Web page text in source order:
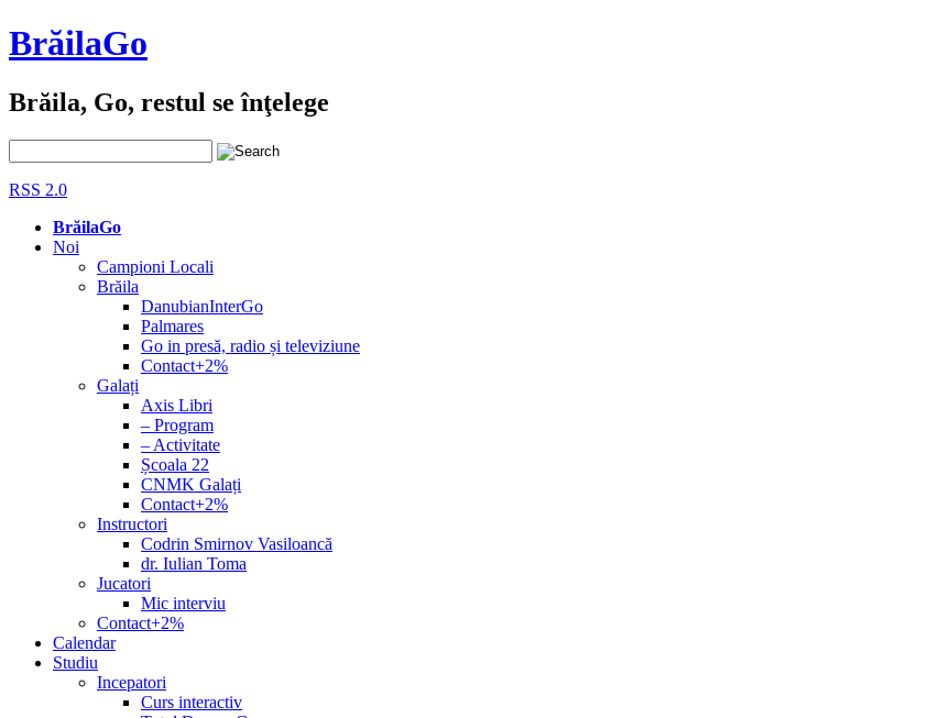
BrăilaGo
Brăila, Go, restul se înţelege
RSS 2.0
BrăilaGo
Noi
Campioni Locali
Brăila
DanubianInterGo
Palmares
Go in presă, radio și televiziune
Contact+2%
Galați
Axis Libri
– Program
– Activitate
Școala 22
CNMK Galați
Contact+2%
Instructori
Codrin Smirnov Vasiloancă
dr. Iulian Toma
Jucatori
Mic interviu
Contact+2%
Calendar
Studiu
Incepatori
Curs interactiv